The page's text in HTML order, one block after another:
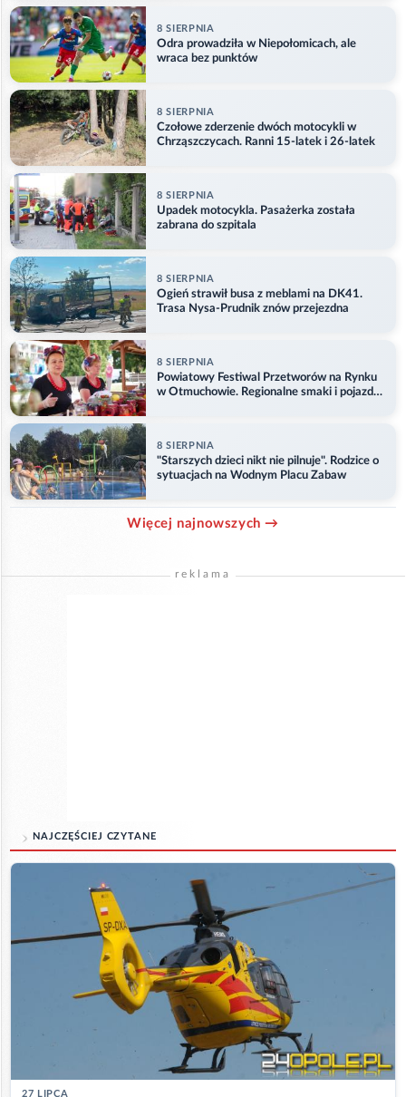
8 SIERPNIA
Odra prowadziła w Niepołomicach, ale
wraca bez punktów
8 SIERPNIA
Czołowe zderzenie dwóch motocykli w
Chrząszczycach. Ranni 15-latek i 26-latek
8 SIERPNIA
Upadek motocykla. Pasażerka została
zabrana do szpitala
8 SIERPNIA
Ogień strawił busa z meblami na DK41.
Trasa Nysa-Prudnik znów przejezdna
8 SIERPNIA
Powiatowy Festiwal Przetworów na Rynku
w Otmuchowie. Regionalne smaki i pojazdy
8 SIERPNIA
"Starszych dzieci nikt nie pilnuje". Rodzice o
sytuacjach na Wodnym Placu Zabaw
Więcej najnowszych →
reklama
NAJCZĘŚCIEJ CZYTANE
27 LIPCA